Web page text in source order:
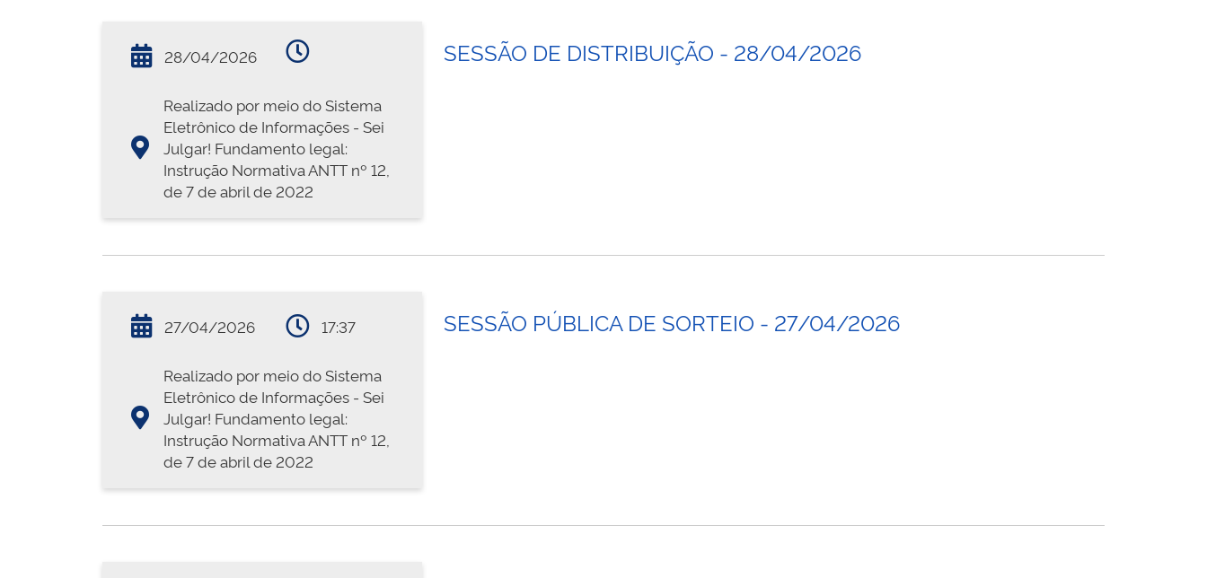
28/04/2026
Realizado por meio do Sistema
Eletrônico de Informações - Sei
Julgar! Fundamento legal:
Instrução Normativa ANTT nº 12,
de 7 de abril de 2022
SESSÃO DE DISTRIBUIÇÃO - 28/04/2026
27/04/2026 17:37
Realizado por meio do Sistema
Eletrônico de Informações - Sei
Julgar! Fundamento legal:
Instrução Normativa ANTT nº 12,
de 7 de abril de 2022
SESSÃO PÚBLICA DE SORTEIO - 27/04/2026